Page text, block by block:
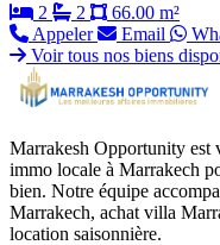
2
2
66.00 m²
Appeler
Email
Voir tous nos biens
Marrakesh Opportunity est
immo locale à Marrakech
bien. Notre équipe
Marrakech, achat villa
location saisonnière.